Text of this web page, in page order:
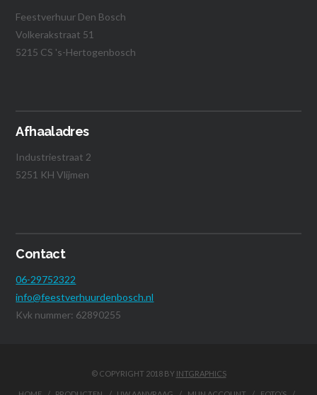
Feestverhuur Den Bosch
Volkerakstraat 51
5215 CS 's-Hertogenbosch
Afhaaladres
Industriestraat 2
5251 KH Vlijmen
Contact
06-29752322
info@feestverhuurdenbosch.nl
Kvk nummer: 62890255
© COPYRIGHT 2018 BY INTGRAPHICS